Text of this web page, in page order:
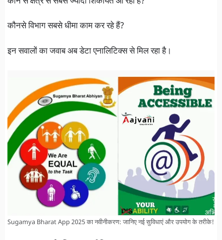
कौनसे विभाग सबसे धीमा काम कर रहे हैं?
इन सवालों का जवाब अब डेटा एनालिटिक्स से मिल रहा है।
Sugamya Bharat App 2025 का नवीनीकरण: जानिए नई सुविधाएं और उपयोग के तरीके!